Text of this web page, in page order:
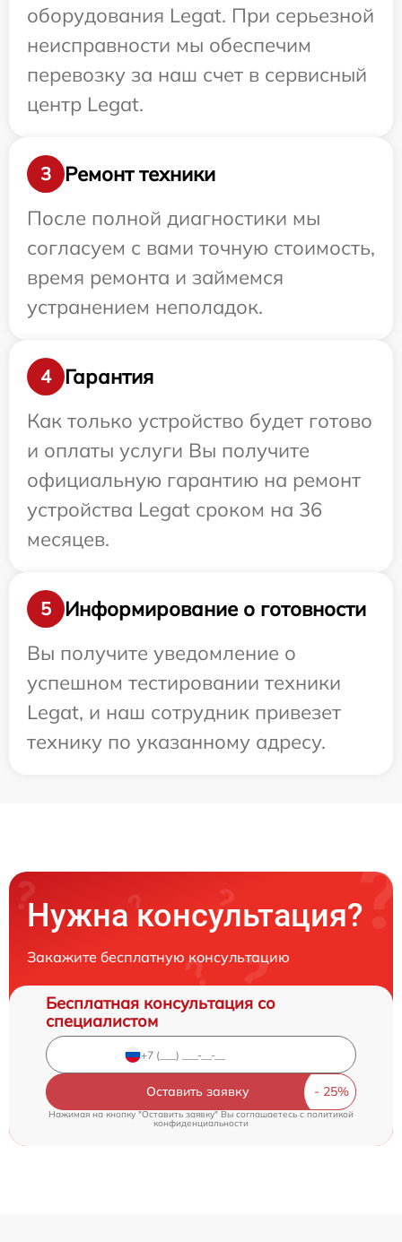
оборудования Legat. При серьезной
неисправности мы обеспечим
перевозку за наш счет в сервисный
центр Legat.
3
Ремонт техники
После полной диагностики мы
согласуем с вами точную стоимость,
время ремонта и займемся
устранением неполадок.
4
Гарантия
Как только устройство будет готово
и оплаты услуги Вы получите
официальную гарантию на ремонт
устройства Legat сроком на 36
месяцев.
5
Информирование о готовности
Вы получите уведомление о
успешном тестировании техники
Legat, и наш сотрудник привезет
технику по указанному адресу.
Нужна консультация?
Закажите бесплатную консультацию
Бесплатная консультация со
специалистом
Оставить заявку
Нажимая на кнопку "Оставить заявку" Вы соглашаетесь c политикой
конфиденциальности